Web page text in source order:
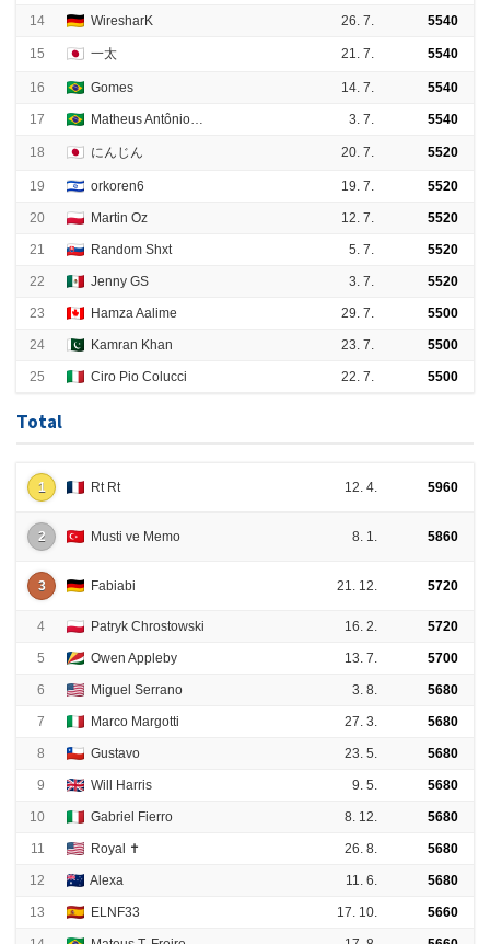
14 WiresharK 26. 7. 5540
15 一太 21. 7. 5540
16 Gomes 14. 7. 5540
17 Matheus Antônio Mendes 3. 7. 5540
18 にんじん 20. 7. 5520
19 orkoren6 19. 7. 5520
20 Martin Oz 12. 7. 5520
21 Random Shxt 5. 7. 5520
22 Jenny GS 3. 7. 5520
23 Hamza Aalime 29. 7. 5500
24 Kamran Khan 23. 7. 5500
25 Ciro Pio Colucci 22. 7. 5500
Total
1 Rt Rt 12. 4. 5960
2 Musti ve Memo 8. 1. 5860
3 Fabiabi 21. 12. 5720
4 Patryk Chrostowski 16. 2. 5720
5 Owen Appleby 13. 7. 5700
6 Miguel Serrano 3. 8. 5680
7 Marco Margotti 27. 3. 5680
8 Gustavo 23. 5. 5680
9 Will Harris 9. 5. 5680
10 Gabriel Fierro 8. 12. 5680
11 Royal ✝️ 26. 8. 5680
12 Alexa 11. 6. 5680
13 ELNF33 17. 10. 5660